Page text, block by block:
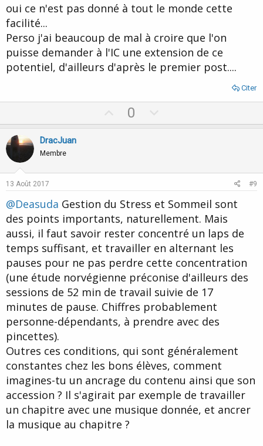
oui ce n'est pas donné à tout le monde cette
facilité...
Perso j'ai beaucoup de mal à croire que l'on
puisse demander à l'IC une extension de ce
potentiel, d'ailleurs d'après le premier post....
Citer
p
t
0
o
v
t
e
DracJuan
Membre
13 Août 2017 #9
@Deasuda Gestion du Stress et Sommeil sont
des points importants, naturellement. Mais
aussi, il faut savoir rester concentré un laps de
temps suffisant, et travailler en alternant les
pauses pour ne pas perdre cette concentration
(une étude norvégienne préconise d'ailleurs des
sessions de 52 min de travail suivie de 17
minutes de pause. Chiffres probablement
personne-dépendants, à prendre avec des
pincettes).
Outres ces conditions, qui sont généralement
constantes chez les bons élèves, comment
imagines-tu un ancrage du contenu ainsi que son
accession ? Il s'agirait par exemple de travailler
un chapitre avec une musique donnée, et ancrer
la musique au chapitre ?